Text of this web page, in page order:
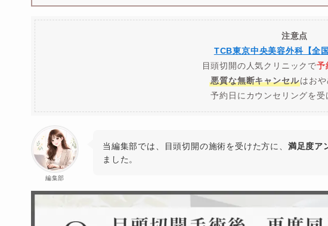
注意点
TCB東京中央美容外科【全
目頭切開の人気クリニックで予
悪質な無断キャンセルはおや
予約日にカウンセリングを受
編集部
当編集部では、目頭切開の施術を受けた方に、 満足度ア
ました。